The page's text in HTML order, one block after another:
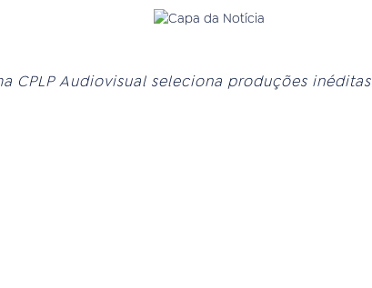
CPLP Audiovisual seleciona produções inéditas